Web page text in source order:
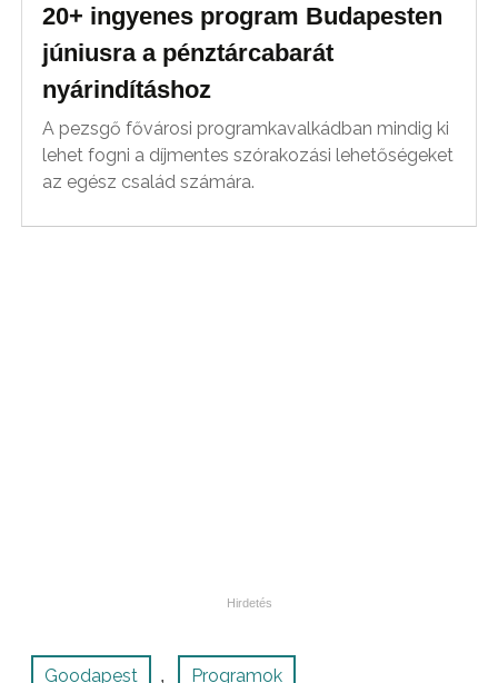
20+ ingyenes program Budapesten
júniusra a pénztárcabarát
nyárindításhoz
A pezsgő fővárosi programkavalkádban mindig ki
lehet fogni a díjmentes szórakozási lehetőségeket
az egész család számára.
Goodapest , Programok